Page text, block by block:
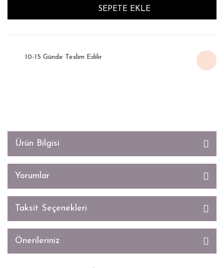
SEPETE EKLE
10-15 Günde Teslim Edilir
Ürün Bilgisi
Yorumlar
Taksit Seçenekleri
Önerileriniz